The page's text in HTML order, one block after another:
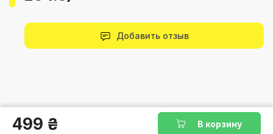
Добавить отзыв
499 ₴ В корзину